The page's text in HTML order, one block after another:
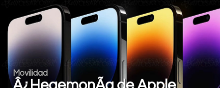
Movilidad